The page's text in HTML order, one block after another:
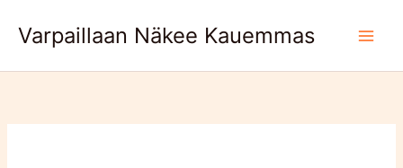
Varpaillaan Näkee Kauemmas